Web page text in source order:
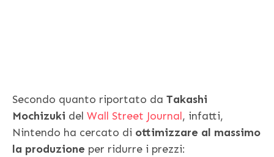
Secondo quanto riportato da Takashi
Mochizuki del Wall Street Journal, infatti,
Nintendo ha cercato di ottimizzare al massimo
la produzione per ridurre i prezzi: